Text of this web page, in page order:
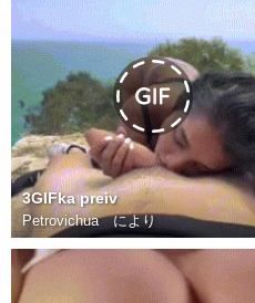
3GIFka preiv
Petrovichuaにより